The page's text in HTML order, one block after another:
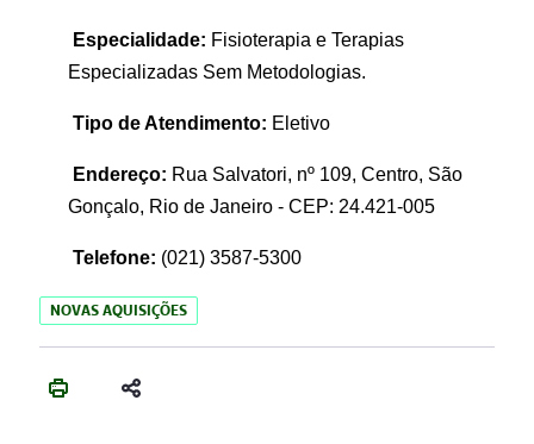
Especialidade: Fisioterapia e Terapias
Especializadas Sem Metodologias.
Tipo de Atendimento: Eletivo
Endereço: Rua Salvatori, nº 109, Centro, São
Gonçalo, Rio de Janeiro - CEP: 24.421-005
Telefone: (021) 3587-5300
NOVAS AQUISIÇÕES